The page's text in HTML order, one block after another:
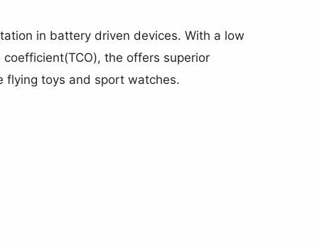
in battery driven devices. With a low
the offers superior
flying toys and sport watches.